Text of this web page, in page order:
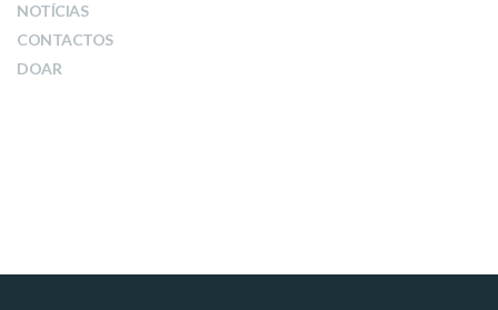
NOTÍCIAS
CONTACTOS
DOAR